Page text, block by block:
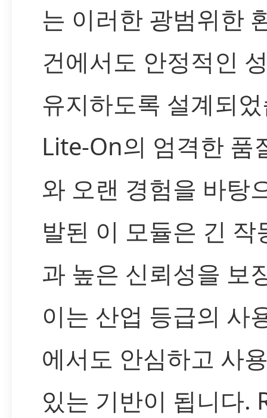
는 이러한 광범위한
건에서도 안정적인
유지하도록 설계되
Lite-On의 엄격한 품
와 오랜 경험을 바탕
발된 이 모듈은 긴 작
과 높은 신뢰성을 보
이는 산업 등급의 사
에서도 안심하고 사
있는 기반이 됩니다.